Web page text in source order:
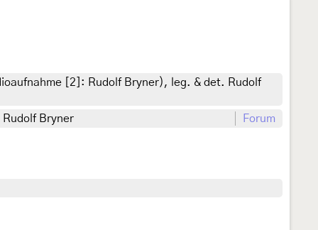
[2]: Rudolf Bryner), leg. & det. Rudolf
Bryner Forum